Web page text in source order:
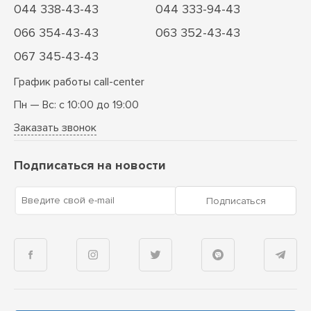
044 338-43-43
044 333-94-43
066 354-43-43
063 352-43-43
067 345-43-43
График работы call-center
Пн — Вс: с 10:00 до 19:00
Заказать звонок
Подписаться на новости
Введите свой e-mail Подписаться